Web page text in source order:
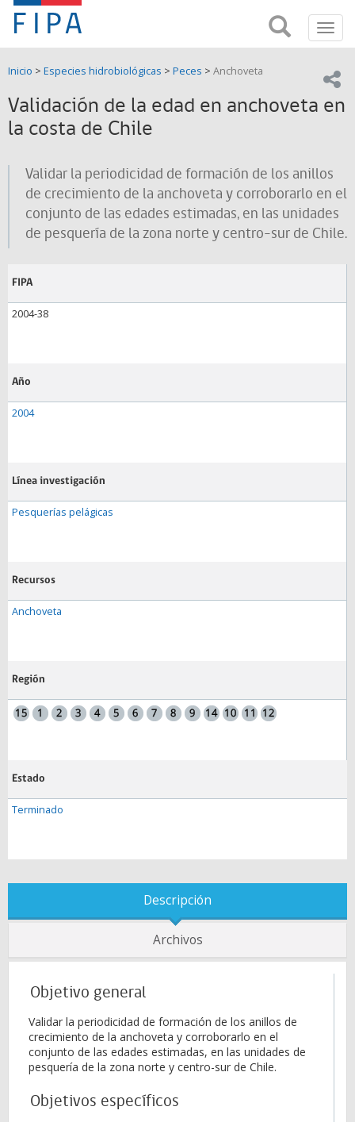
Fondo
de
Investigación
Pesquera
y
Acuicultura
(FIPA)-
SUBPESCA
FIPA;
Fondo
Investigación
y
de
Acuicultira
Inicio > Especies hidrobiológicas > Peces > Anchoveta
Validación de la edad en anchoveta en
la costa de Chile
Validar la periodicidad de formación de los anillos
de crecimiento de la anchoveta y corroborarlo en el
conjunto de las edades estimadas, en las unidades
de pesquería de la zona norte y centro-sur de Chile.
FIPA
2004-38
Año
2004
Línea investigación
Pesquerías pelágicas
Recursos
Anchoveta
Región
Estado
Terminado
Descripción
Archivos
Objetivo general
Validar la periodicidad de formación de los anillos de
crecimiento de la anchoveta y corroborarlo en el
conjunto de las edades estimadas, en las unidades de
pesquería de la zona norte y centro-sur de Chile.
Objetivos específicos